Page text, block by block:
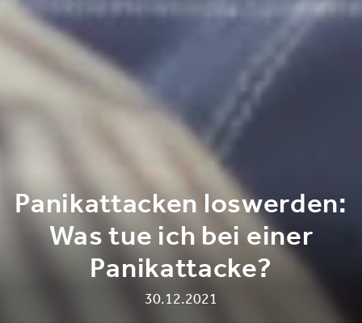
Panikattacken loswerden:
Was tue ich bei einer
Panikattacke?
30.12.2021